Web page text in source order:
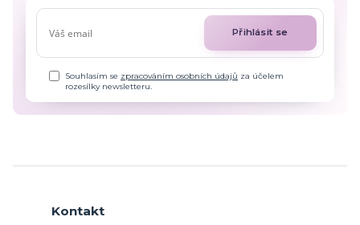
Přihlásit se
Souhlasím se zpracováním osobních údajů za účelem
rozesílky newsletteru.
Kontakt